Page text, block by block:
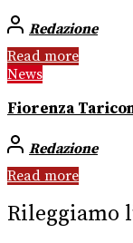
Redazione
Read more
News
Fiorenza
Redazione
Read more
Rileggiamo